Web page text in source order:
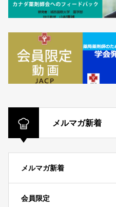
メルマガ新着
メルマガ新着
会員限定